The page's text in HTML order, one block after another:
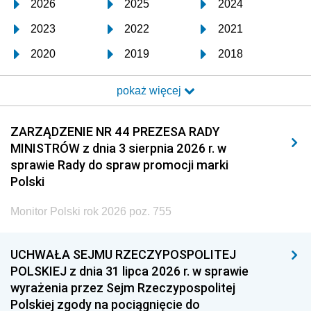
2026 2025 2024
2023 2022 2021
2020 2019 2018
2017 2016 2015
2014 2013 2012
2011 2010 2009
2008 2007 2006
2005
1996 1995 1994
1993 1992 1991
1990 1989
pokaż więcej
ZARZĄDZENIE NR 44 PREZESA RADY
MINISTRÓW z dnia 3 sierpnia 2026 r. w
sprawie Rady do spraw promocji marki
Polski
Monitor Polski rok 2026 poz. 755
UCHWAŁA SEJMU RZECZYPOSPOLITEJ
POLSKIEJ z dnia 31 lipca 2026 r. w sprawie
wyrażenia przez Sejm Rzeczypospolitej
Polskiej zgody na pociągnięcie do